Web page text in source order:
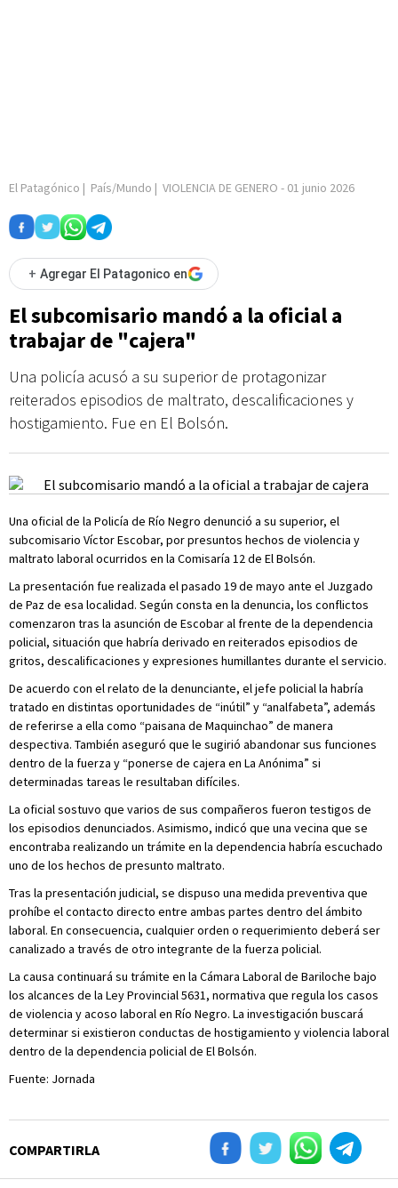
El Patagónico | País/Mundo | VIOLENCIA DE GENERO - 01 junio 2026
+ Agregar El Patagonico en
El subcomisario mandó a la oficial a
trabajar de "cajera"
Una policía acusó a su superior de protagonizar
reiterados episodios de maltrato, descalificaciones y
hostigamiento. Fue en El Bolsón.
Una oficial de la Policía de Río Negro denunció a su superior, el
subcomisario Víctor Escobar, por presuntos hechos de violencia y
maltrato laboral ocurridos en la Comisaría 12 de El Bolsón.
La presentación fue realizada el pasado 19 de mayo ante el Juzgado
de Paz de esa localidad. Según consta en la denuncia, los conflictos
comenzaron tras la asunción de Escobar al frente de la dependencia
policial, situación que habría derivado en reiterados episodios de
gritos, descalificaciones y expresiones humillantes durante el servicio.
De acuerdo con el relato de la denunciante, el jefe policial la habría
tratado en distintas oportunidades de “inútil” y “analfabeta”, además
de referirse a ella como “paisana de Maquinchao” de manera
despectiva. También aseguró que le sugirió abandonar sus funciones
dentro de la fuerza y “ponerse de cajera en La Anónima” si
determinadas tareas le resultaban difíciles.
La oficial sostuvo que varios de sus compañeros fueron testigos de
los episodios denunciados. Asimismo, indicó que una vecina que se
encontraba realizando un trámite en la dependencia habría escuchado
uno de los hechos de presunto maltrato.
Tras la presentación judicial, se dispuso una medida preventiva que
prohíbe el contacto directo entre ambas partes dentro del ámbito
laboral. En consecuencia, cualquier orden o requerimiento deberá ser
canalizado a través de otro integrante de la fuerza policial.
La causa continuará su trámite en la Cámara Laboral de Bariloche bajo
los alcances de la Ley Provincial 5631, normativa que regula los casos
de violencia y acoso laboral en Río Negro. La investigación buscará
determinar si existieron conductas de hostigamiento y violencia laboral
dentro de la dependencia policial de El Bolsón.
Fuente: Jornada
COMPARTIRLA